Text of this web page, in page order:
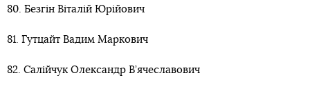
80. Безгін Віталій Юрійович
81. Гутцайт Вадим Маркович
82. Салійчук Олександр В’ячеславович